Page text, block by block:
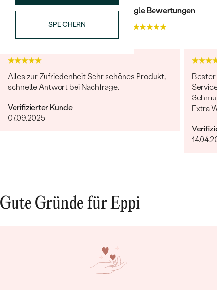
SPEICHERN
Trusted shop BewertungenGoogle Bewertungen
Alles zur Zufriedenheit Sehr schönes Produkt,
schnelle Antwort bei Nachfrage.
Verifizierter Kunde
07.09.2025
Bester
Extra
Gute Gründe für Eppi